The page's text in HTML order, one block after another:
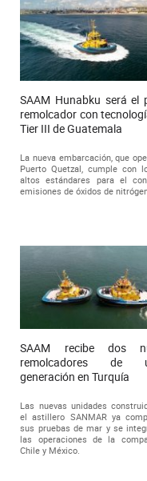
SAAM Hunabku será el
remolcador con
Tier III de Guatemala
La nueva embarcación, que
Puerto Quetzal, cumple con
altos estándares para el
emisiones de óxidos de
SAAM recibe dos
remolcadores de
generación en Turquía
Las nuevas unidades
el astillero SANMAR ya
sus pruebas de mar y se
las operaciones de la
Chile y México.